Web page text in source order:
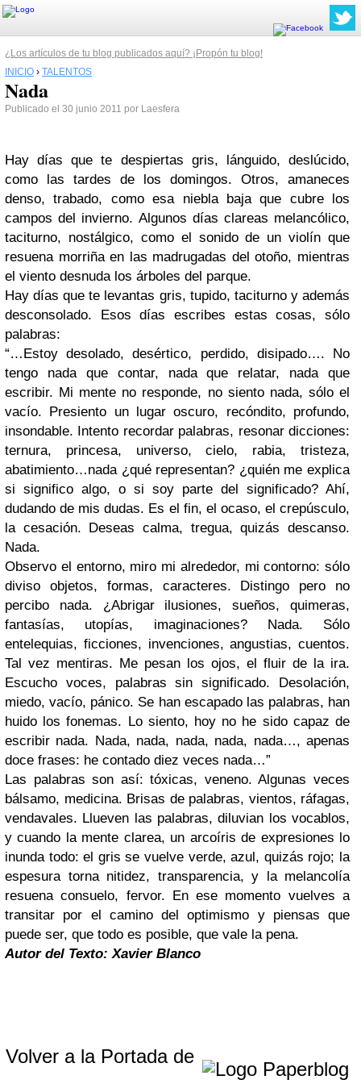
¿Los artículos de tu blog publicados aquí? ¡Propón tu blog!
INICIO › TALENTOS
Nada
Publicado el 30 junio 2011 por Laesfera
Hay días que te despiertas gris, lánguido, deslúcido,
como las tardes de los domingos. Otros, amaneces
denso, trabado, como esa niebla baja que cubre los
campos del invierno. Algunos días clareas melancólico,
taciturno, nostálgico, como el sonido de un violín que
resuena morriña en las madrugadas del otoño, mientras
el viento desnuda los árboles del parque.
Hay días que te levantas gris, tupido, taciturno y además
desconsolado. Esos días escribes estas cosas, sólo
palabras:
“…Estoy desolado, desértico, perdido, disipado…. No
tengo nada que contar, nada que relatar, nada que
escribir. Mi mente no responde, no siento nada, sólo el
vacío. Presiento un lugar oscuro, recóndito, profundo,
insondable. Intento recordar palabras, resonar dicciones:
ternura, princesa, universo, cielo, rabia, tristeza,
abatimiento…nada ¿qué representan? ¿quién me explica
si significo algo, o si soy parte del significado? Ahí,
dudando de mis dudas. Es el fin, el ocaso, el crepúsculo,
la cesación. Deseas calma, tregua, quizás descanso.
Nada.
Observo el entorno, miro mi alrededor, mi contorno: sólo
diviso objetos, formas, caracteres. Distingo pero no
percibo nada. ¿Abrigar ilusiones, sueños, quimeras,
fantasías, utopías, imaginaciones? Nada. Sólo
entelequias, ficciones, invenciones, angustias, cuentos.
Tal vez mentiras. Me pesan los ojos, el fluir de la ira.
Escucho voces, palabras sin significado. Desolación,
miedo, vacío, pánico. Se han escapado las palabras, han
huido los fonemas. Lo siento, hoy no he sido capaz de
escribir nada. Nada, nada, nada, nada, nada…, apenas
doce frases: he contado diez veces nada…”
Las palabras son así: tóxicas, veneno. Algunas veces
bálsamo, medicina. Brisas de palabras, vientos, ráfagas,
vendavales. Llueven las palabras, diluvian los vocablos,
y cuando la mente clarea, un arcoíris de expresiones lo
inunda todo: el gris se vuelve verde, azul, quizás rojo; la
espesura torna nitidez, transparencia, y la melancolía
resuena consuelo, fervor. En ese momento vuelves a
transitar por el camino del optimismo y piensas que
puede ser, que todo es posible, que vale la pena.
Autor del Texto: Xavier Blanco
Volver a la Portada de